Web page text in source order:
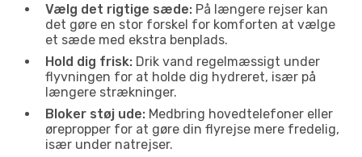
Vælg det rigtige sæde: På længere rejser kan
det gøre en stor forskel for komforten at vælge
et sæde med ekstra benplads.
Hold dig frisk: Drik vand regelmæssigt under
flyvningen for at holde dig hydreret, især på
længere strækninger.
Bloker støj ude: Medbring hovedtelefoner eller
ørepropper for at gøre din flyrejse mere fredelig,
især under natrejser.